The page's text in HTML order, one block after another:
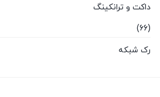
داکت و ترانکینگ
(66)
رک شبکه